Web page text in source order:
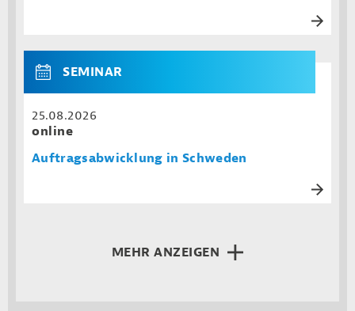
SEMINAR
25.08.2026
online
Auftragsabwicklung in Schweden
MEHR ANZEIGEN